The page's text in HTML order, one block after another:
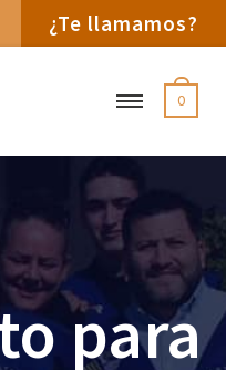
¿Te llamamos?
0
para